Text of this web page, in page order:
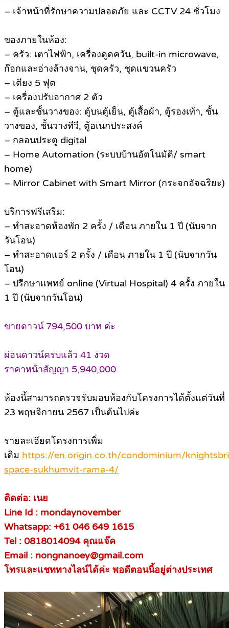
– เจ้าหน้าที่รักษาความปลอดภัย และ CCTV 24 ชั่วโมง
ของภายในห้อง:
– ครัว: เตาไฟฟ้า, เครื่องดูดควัน, built-in microwave,
ก๊อกและอ่างล้างจาน, ชุดครัว, ชุดแขวนครัว
– เตียง 5 ฟุต
– เครื่องปรับอากาศ 2 ตัว
– ตู้และชั้นวางของ: ตู้บนตู้เย็น, ตู้เสื้อผ้า, ตู้รองเท้า, ชั้น
วางของ, ชั้นวางทีวี, ตู้อเนกประสงค์
– กลอนประตู digital
– Home Automation (ระบบบ้านอัตโนมัติ/ smart
home)
– Mirror Cabinet with Smart Mirror (กระจกอัจฉริยะ)
บริการฟรีเสริม:
– ทำสะอาดห้องพัก 2 ครั้ง / เดือน ภายใน 1 ปี (นับจาก
วันโอน)
– ทำสะอาดแอร์ 2 ครั้ง / เดือน ภายใน 1 ปี (นับจากวัน
โอน)
– ปรีกษาแพทย์ online (Virtual Hospital) 4 ครั้ง ภายใน
1 ปี (นับจากวันโอน)
ขายดาวน์ 794,500 บาท ค่ะ
ผ่อนดาวน์ครบแล้ว 41 งวด
ราคาหน้าสัญญา 5,940,000
ห้องนี้สามารถตรวจรับมอบห้องกับโครงการได้ตั้งแต่วันที่
23 พฤษจิกายน 2567 เป็นต้นไปค่ะ
รายละเอียดโครงการเพิ่ม
เติม https://en.origin.co.th/condominium/
space-sukhumvit-rama-4/
ติดต่อ: เนย
Line Id : mondaynovember
Whatsapp: +61 046 649 1615
Tel : 0818014094 คุณแจ๊ค
Email : nongnanoey@gmail.com
โทรและแชททางไลน์ได้ค่ะ พอดีตอนนี้อยู่ต่างประเทศ